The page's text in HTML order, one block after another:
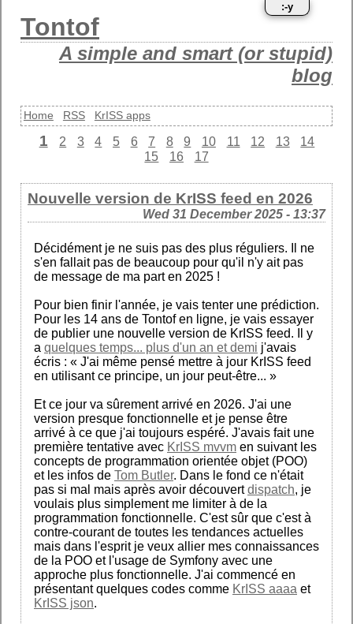
Tontof
A simple and smart (or stupid)
blog
Home RSS KrISS apps
:-y
1 2 3 4 5 6 7 8 9 10 11 12 13
14
15
16 17
Nouvelle version de KrISS feed en 2026
Wed 31 December 2025 - 13:37
Décidément je ne suis pas des plus réguliers. Il ne
s'en fallait pas de beaucoup pour qu'il n'y ait pas
de message de ma part en 2025 !
Pour bien finir l'année, je vais tenter une prédiction.
Pour les 14 ans de Tontof en ligne, je vais essayer
de publier une nouvelle version de KrISS feed. Il y
a quelques temps... plus d'un an et demi j'avais
écris : « J'ai même pensé mettre à jour KrISS feed
en utilisant ce principe, un jour peut-être... »
Et ce jour va sûrement arrivé en 2026. J'ai une
version presque fonctionnelle et je pense être
arrivé à ce que j'ai toujours espéré. J'avais fait une
première tentative avec KrISS mvvm en suivant les
concepts de programmation orientée objet (POO)
et les infos de Tom Butler. Dans le fond ce n'était
pas si mal mais après avoir découvertdispatch, je
voulais plus simplement me limiter à de la
programmation fonctionnelle. C'est sûr que c'est à
contre-courant de toutes les tendances actuelles
mais dans l'esprit je veux allier mes connaissances
de la POO et l'usage de Symfony avec une
approche plus fonctionnelle. J'ai commencé en
présentant quelques codes comme KrISS aaaa et
KrISS json.